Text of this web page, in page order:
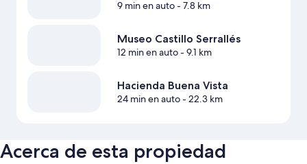
9 min en auto- 7.8 km
Museo Castillo Serrallés
12 min en auto- 9.1 km
Hacienda Buena Vista
24 min en auto- 22.3 km
Acerca de esta propiedad